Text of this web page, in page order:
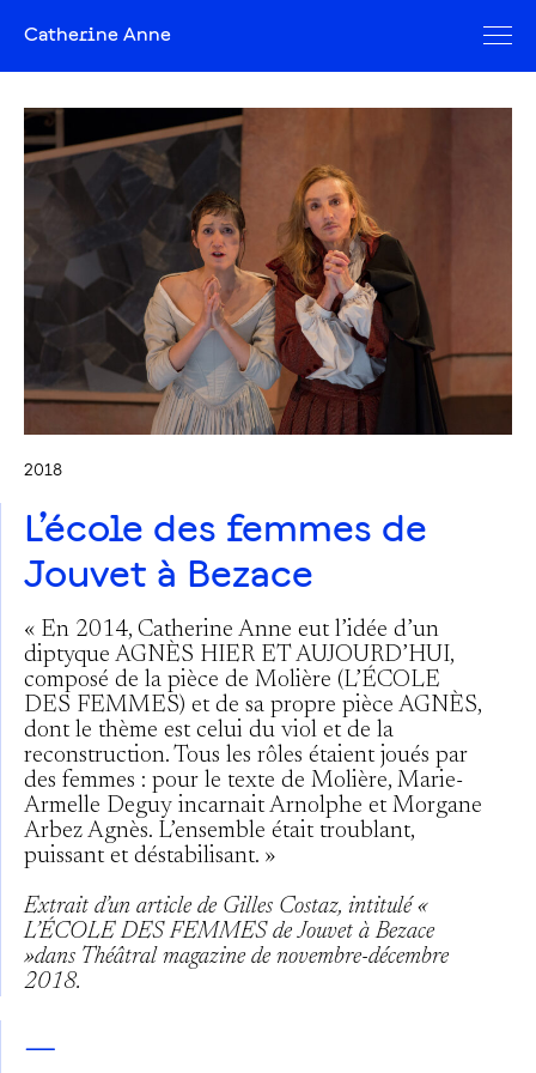
Catherine Anne
2018
L’école des femmes de
Jouvet à Bezace
« En 2014, Catherine Anne eut l’idée d’un
diptyque AGNÈS HIER ET AUJOURD’HUI,
composé de la pièce de Molière (L’ÉCOLE
DES FEMMES) et de sa propre pièce AGNÈS,
dont le thème est celui du viol et de la
reconstruction. Tous les rôles étaient joués par
des femmes : pour le texte de Molière, Marie-
Armelle Deguy incarnait Arnolphe et Morgane
Arbez Agnès. L’ensemble était troublant,
puissant et déstabilisant. »
Extrait d’un article de Gilles Costaz, intitulé «
L’ÉCOLE DES FEMMES de Jouvet à Bezace
»dans Théâtral magazine de novembre-décembre
2018.
—